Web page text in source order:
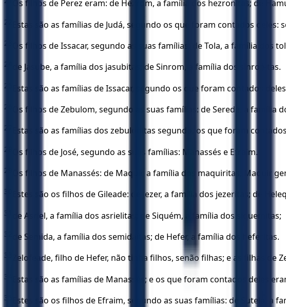
Os filhos de Perez eram: de Hezrom, a família dos hezronitas; de
22 Estas são as famílias de Judá, segundo os que foram contados
23 Os filhos de Issacar, segundo as suas famílias: de Tola, a família dos
24 de Jasube, a família dos jasubitas; de Sinrom, a família dos sinronitas.
25 Estas são as famílias de Issacar, segundo os que foram contados
26 Os filhos de Zebulom, segundo as suas famílias: de Serede, a
27 Estas são as famílias dos zebulonitas segundo, os que foram
28 Os filhos de José, segundo as suas famílias: Manassés e Efraim.
29 Os filhos de Manassés: de Maquir, a família dos maquiritas; Maquir
30 Estes são os filhos de Gileade: de Jezer, a família dos jezeritas; de
31 de Asriel, a família dos asrielitas; de Siquém, a família dos siquemitas;
32 de Semida, a família dos semidaítas; de Hefer, a família dos heferitas.
33 Zelofeade, filho de Hefer, não tinha filhos, senão filhas; e as filhas de
34 Estas são as famílias de Manassés; e os que foram contados deles
35 Estes são os filhos de Efraim, segundo as suas famílias: de Sutela,